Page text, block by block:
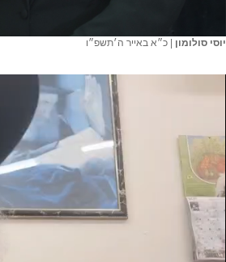
יוסי סולומון |כ״א באייר ה׳תשפ״ו